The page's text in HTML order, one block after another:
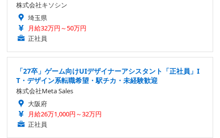
株式会社キソシン
埼玉県
月給32万円～50万円
正社員
「27卒」ゲーム向けUIデザイナーアシスタント「正社員」I
T・デザイン系転職希望・駅チカ・未経験歓迎
株式会社Meta Sales
大阪府
月給26万1,000円～32万円
正社員